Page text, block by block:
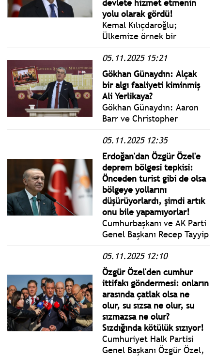
yapılmaz mı diyorsun?
devlete hizmet etmenin
yolu olarak gördü!
Kemal Kılıçdaroğlu;
Ülkemize örnek bir
devlet adamı olarak sayısız
hizmetleri olmuş, Kıbrıs
kahramanı, rahmetli Genel
Başkanımız ve
Başbakanımız Sayın Bülent
Ecevit’i vefatının yıl
dönümünde saygı, rahmet
ve minnetle anıyorum."
05.11.2025 15:21
Gökhan Günaydın: Alçak
bir algı faaliyeti kiminmiş
Ali Yerlikaya?
Gökhan Günaydın: Aaron
Barr ve Christopher
beraber çalışıyorlar.
Bunların PRODAFT denilen
bir şirketleri var ve
Christopher McGrath bu
PRODAFT firmasında
yönetim kurulu üyesi.
05.11.2025 12:35
Erdoğan'dan Özgür Özel'e
deprem bölgesi tepkisi:
Önceden turist gibi de olsa
bölgeye yollarını
düşürüyorlardı, şimdi artık
onu bile yapamıyorlar!
Cumhurbaşkanı ve AK Parti
Genel Başkanı Recep Tayyip
Millet Meclisi (TBMM) AK
Parti Grup Toplantısı’na
katılarak bir konuşma
yaptı.
05.11.2025 12:10
Özgür Özel'den cumhur
ittifakı göndermesi: onların
arasında çatlak olsa ne
olur, su sızsa ne olur, su
sızmazsa ne olur?
Sızdığında kötülük sızıyor!
Cumhuriyet Halk Partisi
Genel Başkanı Özgür Özel,